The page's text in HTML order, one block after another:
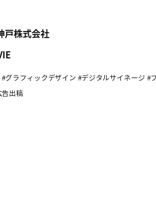
戸株式会社
グラフィックデザイン デジタルサイネージ
告出稿